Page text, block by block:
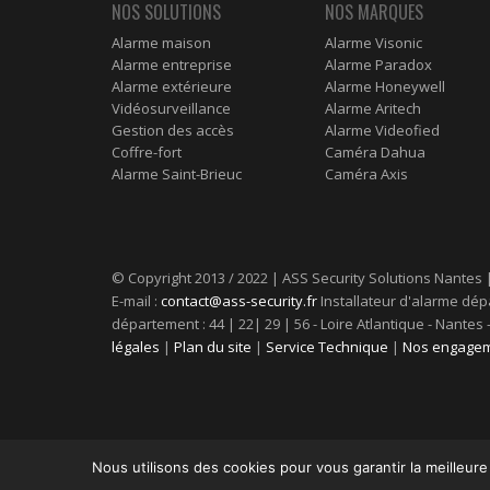
NOS SOLUTIONS
Alarme maison
Alarme entreprise
Alarme extérieure
Vidéosurveillance
Gestion des accès
Coffre-fort
Alarme Saint-Brieuc
NOS MARQUES
Alarme Visonic
Alarme Paradox
Alarme Honeywell
Alarme Aritech
Alarme Videofied
Caméra Dahua
Caméra Axis
© Copyright 2013 / 2022 | ASS Security Solutions
E-mail : contact@ass-security.fr Installateur d'alarme
département : 44 | 22| 29 | 56 - Loire Atlantique -
légales | Plan du site | Service Technique | Nos
Nous utilisons des cookies pour vous garantir la